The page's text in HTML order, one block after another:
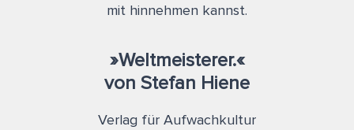
mit hinnehmen kannst.
»Weltmeisterer.«
von Stefan Hiene
Verlag für Aufwachkultur